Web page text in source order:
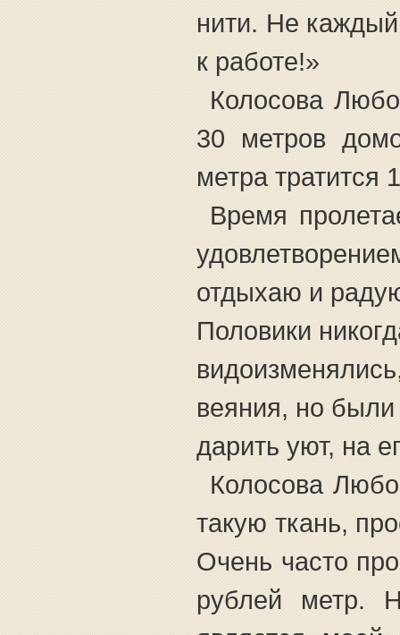
нити. Не
к работе!»
Колосова
30 метров
метра тратится
Время
отдыхаю и
Половики
веяния, но были
дарить уют, на
Колосова
такую ткань,
Очень часто
рублей метр.